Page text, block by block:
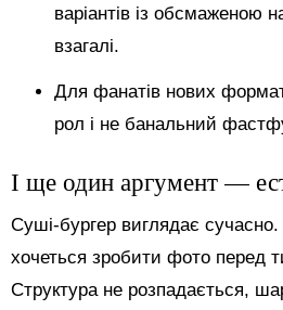
варіантів із обсмаженою
взагалі.
Для фанатів нових
рол і не банальний
І ще один аргумент —
Суші-бургер виглядає
хочеться зробити фото перед
Структура не розпадається,